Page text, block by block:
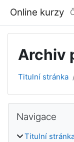
Online kurzy
Archiv
Titulní stránka
Bloky
Navigace
Titulní